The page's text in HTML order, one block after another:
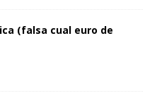
(falsa cual euro de